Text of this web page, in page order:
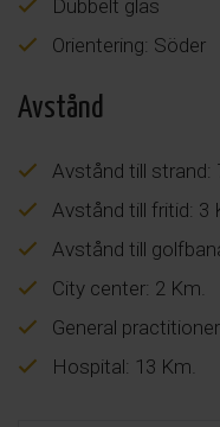
Dubbelt glas
Orientering: Söder
Avstånd
Avstånd till strand:
Avstånd till fritid: 3
Avstånd till
City center: 2 Km.
General
Hospital: 13 Km.